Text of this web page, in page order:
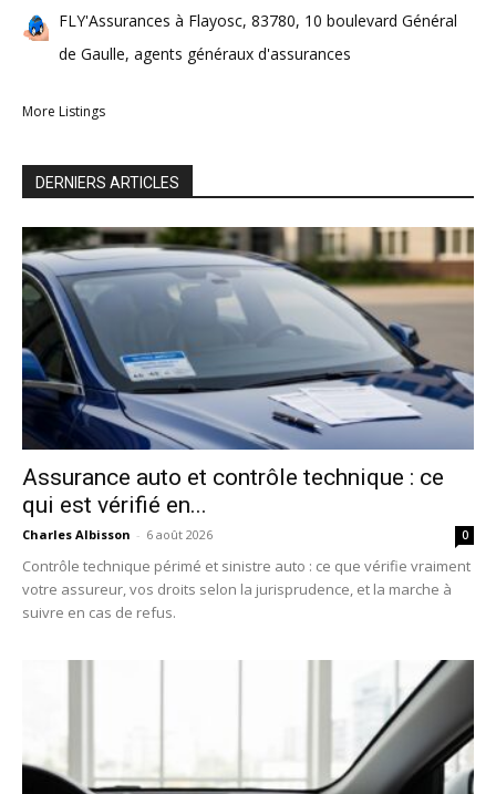
FLY'Assurances à Flayosc, 83780, 10 boulevard Général
de Gaulle, agents généraux d'assurances
More Listings
DERNIERS ARTICLES
Assurance auto et contrôle technique : ce
qui est vérifié en...
Charles Albisson - 6 août 2026 0
Contrôle technique périmé et sinistre auto : ce que vérifie vraiment
votre assureur, vos droits selon la jurisprudence, et la marche à
suivre en cas de refus.